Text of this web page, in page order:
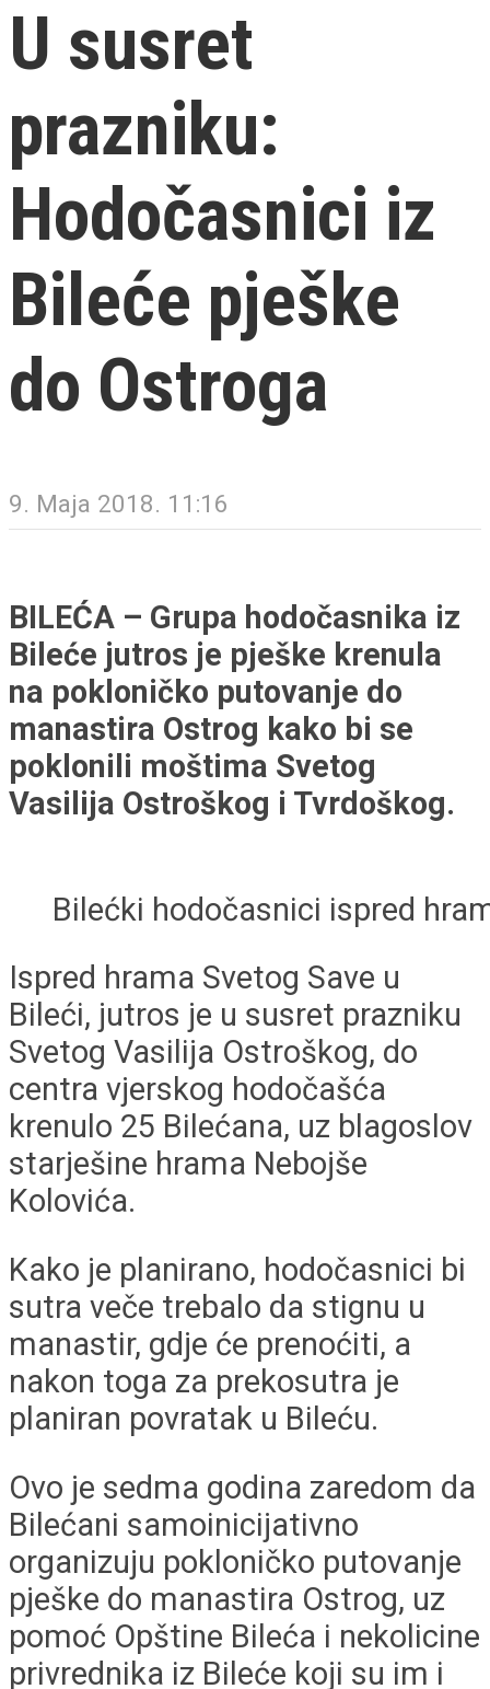
U susret
prazniku:
Hodočasnici iz
Bileće pješke
do Ostroga
9. Maja 2018. 11:16
BILEĆA – Grupa hodočasnika iz
Bileće jutros je pješke krenula
na pokloničko putovanje do
manastira Ostrog kako bi se
poklonili moštima Svetog
Vasilija Ostroškog i Tvrdoškog.
Bilećki hodočasnici ispred
Ispred hrama Svetog Save u
Bileći, jutros je u susret prazniku
Svetog Vasilija Ostroškog, do
centra vjerskog hodočašća
krenulo 25 Bilećana, uz blagoslov
starješine hrama Nebojše
Kolovića.
Kako je planirano, hodočasnici bi
sutra veče trebalo da stignu u
manastir, gdje će prenoćiti, a
nakon toga za prekosutra je
planiran povratak u Bileću.
Ovo je sedma godina zaredom da
Bilećani samoinicijativno
organizuju pokloničko putovanje
pješke do manastira Ostrog, uz
pomoć Opštine Bileća i nekolicine
privrednika iz Bileće koji su im i